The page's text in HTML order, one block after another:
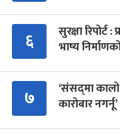
६
सुरक्षा रिपोर्ट
भाष्य
७
‘संसद्‍मा
कारोबार नगर्नू’